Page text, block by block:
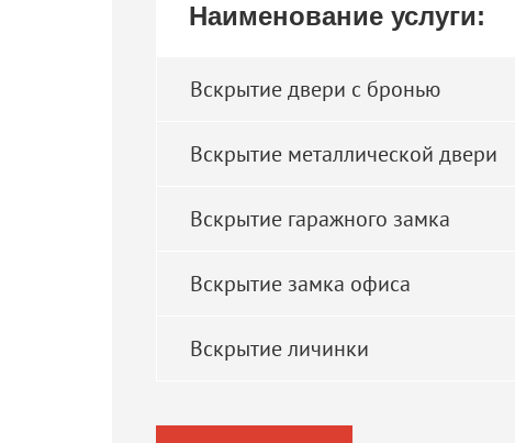
Наименование услуги:
Вскрытие двери с бронью
Вскрытие металлической двери
Вскрытие гаражного замка
Вскрытие замка офиса
Вскрытие личинки